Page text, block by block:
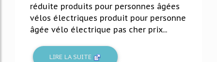
réduite produits pour personnes âgées
vélos électriques produit pour personne
âgée vélo électrique pas cher prix...
LIRE LA SUITE